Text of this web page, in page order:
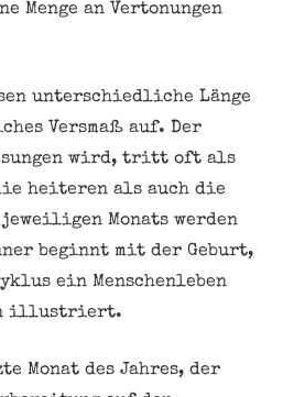
Menge an Vertonungen
unterschiedliche Länge
Versmaß auf. Der
wird, tritt oft als
heiteren als auch die
Monats werden
beginnt mit der Geburt,
ein Menschenleben
illustriert.
Monat des Jahres, der